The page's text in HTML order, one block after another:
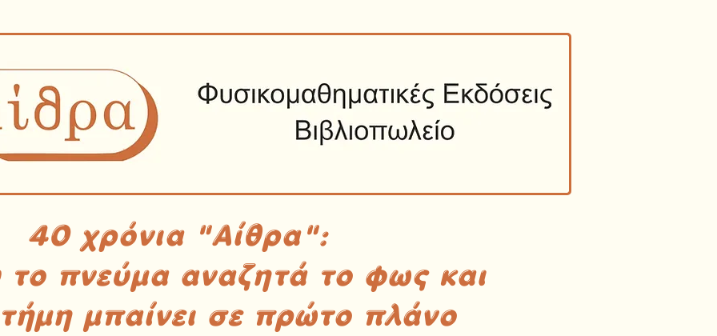
40 χρόνια "Αίθρα":
το πνεύμα αναζητά το φως και
μπαίνει σε πρώτο πλάνο